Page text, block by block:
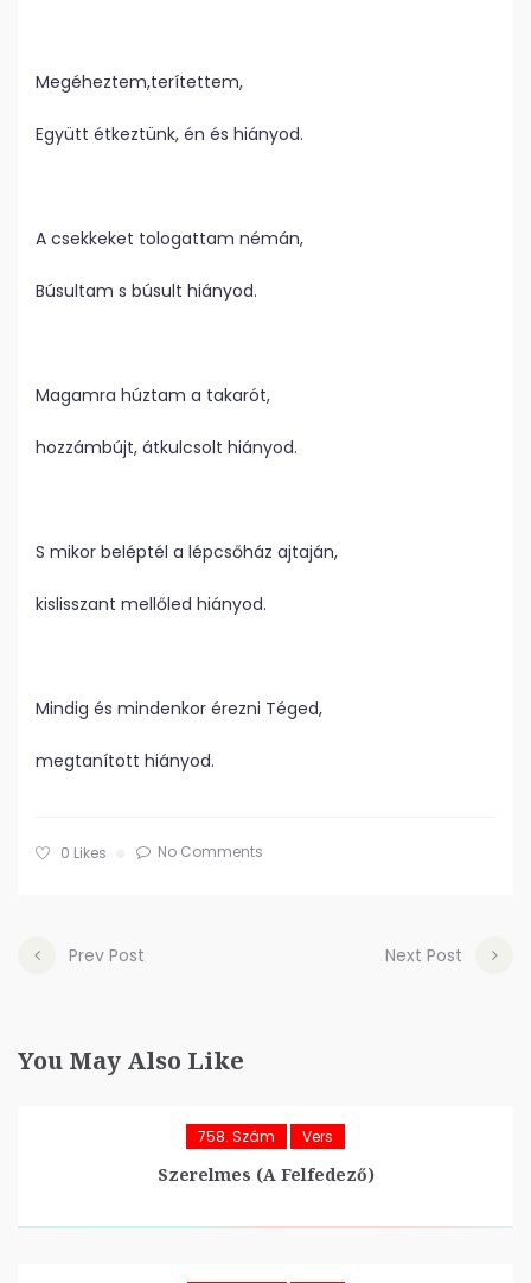
Megéheztem,terítettem,
Együtt étkeztünk, én és hiányod.
A csekkeket tologattam némán,
Búsultam s búsult hiányod.
Magamra húztam a takarót,
hozzámbújt, átkulcsolt hiányod.
S mikor beléptél a lépcsőház ajtaján,
kislisszant mellőled hiányod.
Mindig és mindenkor érezni Téged,
megtanított hiányod.
0 Likes No Comments
Prev Post Next Post
You May Also Like
758. Szám Vers
Szerelmes (A Felfedező)